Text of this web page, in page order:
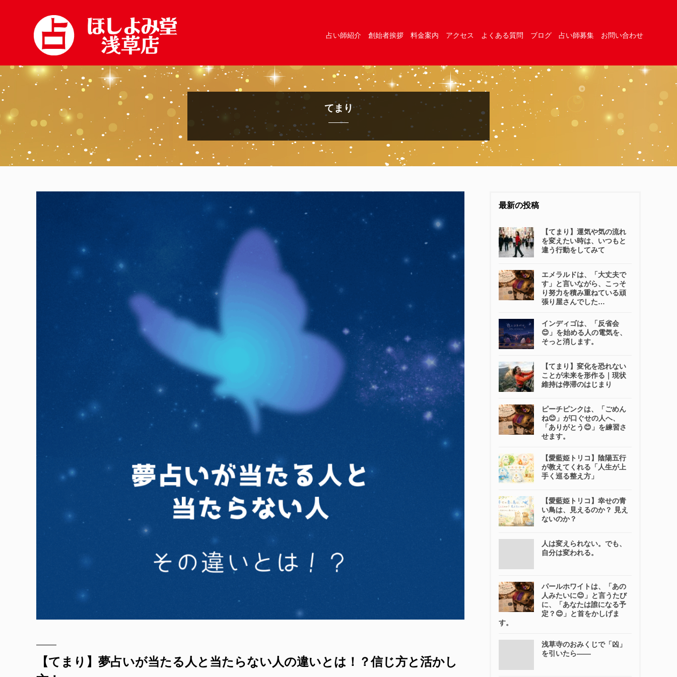
占い師紹介 創始者挨拶 料金案内 アクセス よくある質問 ブログ 占い師募集 お問い合わせ
てまり
【てまり】夢占いが当たる人と当たらない人の違いとは！？信じ方と活かし
最新の投稿
【てまり】運気や気の流れ
を変えたい時は、いつもと
違う行動をしてみて
エメラルドは、「大丈夫で
す」と言いながら、こっそ
り努力を積み重ねている頑
張り屋さんでした…
インディゴは、「反省会
😊」を始める人の電気を、
そっと消します。
【てまり】変化を恐れない
ことが未来を形作る｜現状
維持は停滞のはじまり
ピーチピンクは、「ごめん
ね😊」が口ぐせの人へ、
「ありがとう😊」を練習さ
せます。
【愛藍姫トリコ】陰陽五行
が教えてくれる「人生が上
手く巡る整え方」
【愛藍姫トリコ】幸せの青
い鳥は、見えるのか？ 見え
ないのか？
人は変えられない。でも、
自分は変われる。
パールホワイトは、「あの
人みたいに😊」と言うたび
に、「あなたは誰になる予
定？😊」と首をかしげま
す。
浅草寺のおみくじで「凶」
を引いたら――